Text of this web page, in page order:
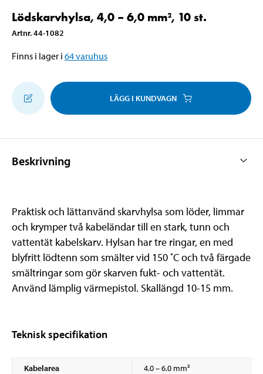
Lödskarvhylsa, 4,0 – 6,0 mm², 10 st.
Artnr.44-1082
Finns i lager i 64varuhus
LÄGG I KUNDVAGN
Beskrivning
Praktisk och lättanvänd skarvhylsa som löder, limmar
och krymper två kabeländar till en stark, tunn och
vattentät kabelskarv. Hylsan har tre ringar, en med
blyfritt lödtenn som smälter vid 150 ˚C och två färgade
smältringar som gör skarven fukt- och vattentät.
Använd lämplig värmepistol. Skallängd 10-15 mm.
Teknisk specifikation
Kabelarea
4.0 – 6.0 mm²